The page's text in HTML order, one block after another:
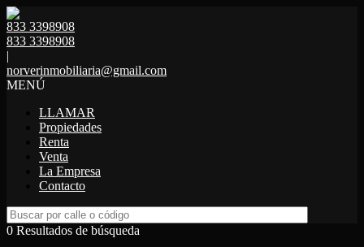
833 3398908
833 3398908
|
norverinmobiliaria@gmail.com
MENÚ
LLAMAR
Propiedades
Renta
Venta
La Empresa
Contacto
0 Resultados de búsqueda